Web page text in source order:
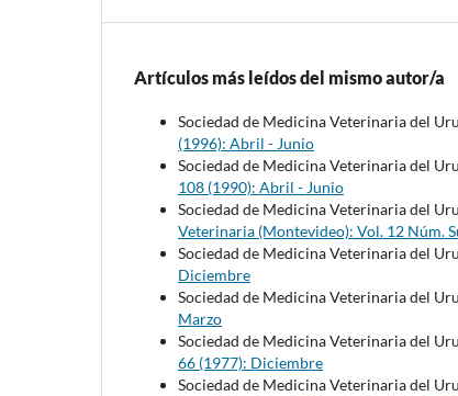
Artículos más leídos del mismo autor/a
Sociedad de Medicina Veterinaria del
(1996): Abril - Junio
Sociedad de Medicina Veterinaria del
108 (1990): Abril - Junio
Sociedad de Medicina Veterinaria del
Veterinaria (Montevideo): Vol. 12 Núm.
Sociedad de Medicina Veterinaria del
Diciembre
Sociedad de Medicina Veterinaria del
Marzo
Sociedad de Medicina Veterinaria del
66 (1977): Diciembre
Sociedad de Medicina Veterinaria del